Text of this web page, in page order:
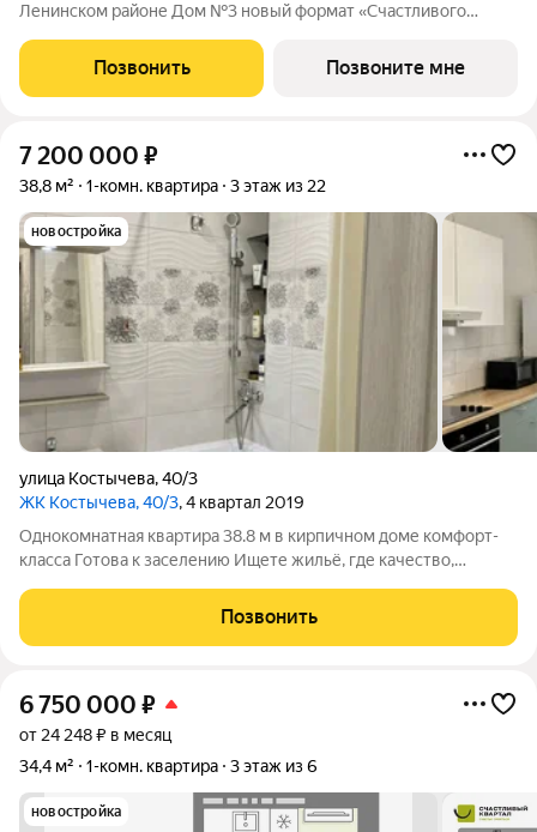
Ленинском районе Дом №3 новый формат «Счастливого
привычный комфорт жилого комплекса сочетается с более
камерной атмосферой проживания. О проекте:
Позвонить Позвоните мне
7 200 000 ₽
38,8 м² 1-комн. квартира 3 этаж из 22
новостройка
улица Костычева,40/3
ЖК Костычева, 40/3, 4 квартал 2019
Однокомнатная квартира 38.8 м в кирпичном доме комфорт-
класса Готова к заселению Ищете жильё, где качество,
предложении? Эта светлая и функциональная квартира в
современном кирпичном доме 2019 года
Позвонить
6 750 000 ₽
от 24 248 ₽ в месяц
34,4 м²
1-комн. квартира 3 этаж из 6
новостройка